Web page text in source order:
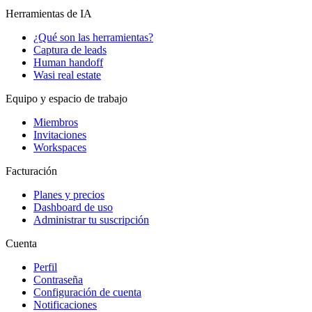
Herramientas de IA
¿Qué son las herramientas?
Captura de leads
Human handoff
Wasi real estate
Equipo y espacio de trabajo
Miembros
Invitaciones
Workspaces
Facturación
Planes y precios
Dashboard de uso
Administrar tu suscripción
Cuenta
Perfil
Contraseña
Configuración de cuenta
Notificaciones